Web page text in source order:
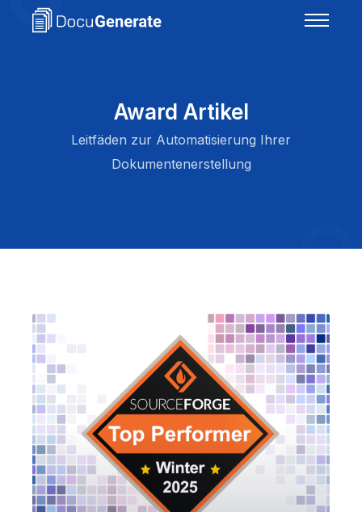
Award Artikel
Leitfäden zur Automatisierung Ihrer
Dokumentenerstellung